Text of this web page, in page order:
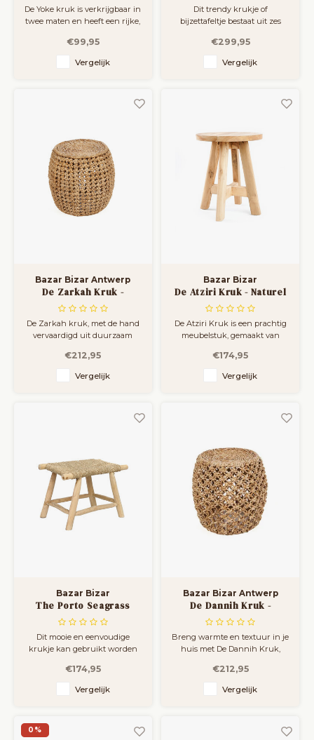
De Yoke kruk is verkrijgbaar in
twee maten en heeft een rijke,
karakter toevoegt aan elke
€99,95
Vergelijk
Dit trendy krukje of
bijzettafeltje bestaat uit zes
zijn verkregen door het
schuren en te polijsten tot het
€299,95
Vergelijk
Bazar Bizar Antwerp
De Zarkah Kruk -
Naturel
De Zarkah kruk, met de hand
vervaardigd uit duurzaam
combinatie van rustieke
natuurlijke textuur en aardse
elke ruimte, of het nu wordt
€212,95
Vergelijk
Bazar Bizar
De Atziri Kruk - Naturel
De Atziri Kruk is een prachtig
meubelstuk, gemaakt van
teakhout. Deze kruk is
ambachtslieden in Indonesië.
€174,95
Vergelijk
Bazar Bizar
The Porto Seagrass
Stoel
Dit mooie en eenvoudige
krukje kan gebruikt worden
in een kinderkamer. Voeg deze
boho-stijl toe aan je interieur,
terras of tuin.
€174,95
Vergelijk
Bazar Bizar Antwerp
De Dannih Kruk -
Naturel
Breng warmte en textuur in je
huis met De Dannih Kruk,
bananenblad. Perfect als
zitplaats, bijzettafel of
decoratief accent, dit
knusse, organische toets toe.
€212,95
Vergelijk
0%